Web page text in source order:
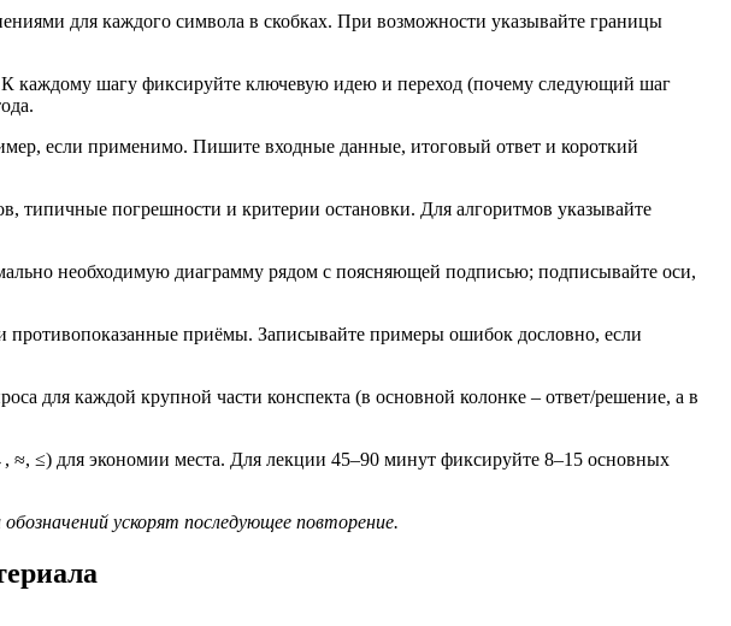
для каждого символа в скобках. При возможности указывайте границы
К каждому шагу фиксируйте ключевую идею и переход (почему следующий шаг
если применимо. Пишите входные данные, итоговый ответ и короткий
типичные погрешности и критерии остановки. Для алгоритмов указывайте
необходимую диаграмму рядом с поясняющей подписью; подписывайте оси,
приёмы. Записывайте примеры ошибок дословно, если
для каждой крупной части конспекта (в основной колонке – ответ/решение, а в
≤) для экономии места. Для лекции 45–90 минут фиксируйте 8–15 основных
ускорят последующее повторение.